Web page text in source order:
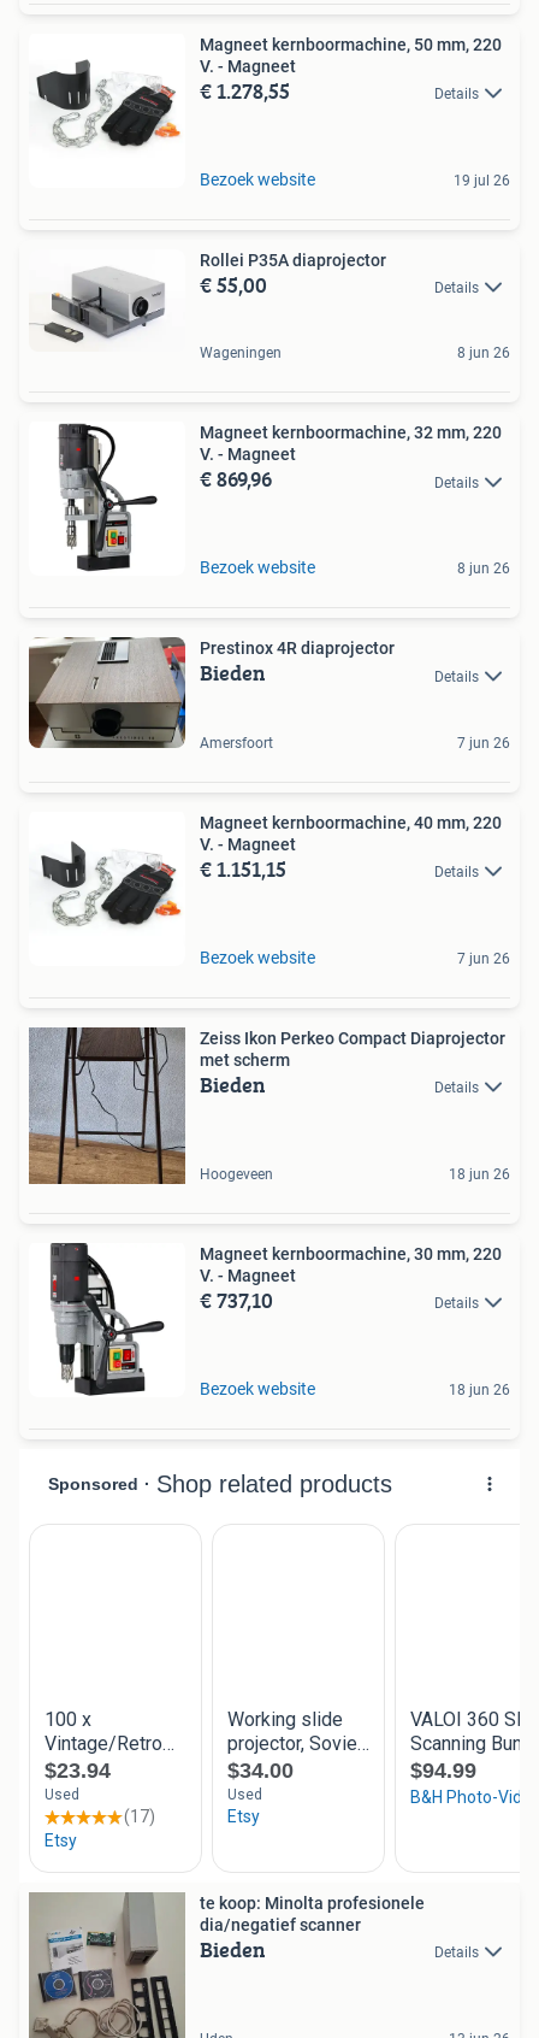
Magneet kernboormachine, 50 mm, 220
V. - Magneet
€ 1.278,55 Details
Bezoek website 19 jul 26
Rollei P35A diaprojector
€ 55,00 Details
Wageningen 8 jun 26
Magneet kernboormachine, 32 mm, 220
V. - Magneet
€ 869,96 Details
Bezoek website 8 jun 26
Prestinox 4R diaprojector
Bieden Details
Amersfoort 7 jun 26
Magneet kernboormachine, 40 mm, 220
V. - Magneet
€ 1.151,15 Details
Bezoek website 7 jun 26
Zeiss Ikon Perkeo Compact Diaprojector
met scherm
Bieden Details
Hoogeveen 18 jun 26
Magneet kernboormachine, 30 mm, 220
V. - Magneet
€ 737,10 Details
Bezoek website 18 jun 26
te koop: Minolta profesionele
dia/negatief scanner
Bieden Details